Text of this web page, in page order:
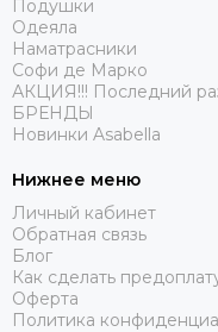
Подушки
Одеяла
Наматрасники
Софи де Марко
АКЦИЯ!!! Последний
БРЕНДЫ
Новинки Asabella
Нижнее меню
Личный кабинет
Обратная связь
Блог
Как сделать
Оферта
Политика